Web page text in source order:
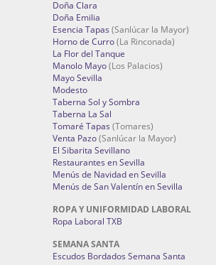
Doña Clara
Doña Emilia
Esencia Tapas (Sanlúcar la Mayor)
Horno de Curro(La Rinconada)
La Flor del Tanque
Manolo Mayo(Los Palacios)
Mayo Sevilla
Modesto
Taberna Sol y Sombra
Taberna La Sal
Tomaré Tapas (Tomares)
Venta Pazo(Sanlúcar la Mayor)
El Sibarita Sevillano
Restaurantes en Sevilla
Menús de Navidad en Sevilla
Menús de San Valentín en Sevilla
ROPA Y UNIFORMIDAD LABORAL
Ropa Laboral TXB
SEMANA SANTA
Escudos Bordados Semana Santa